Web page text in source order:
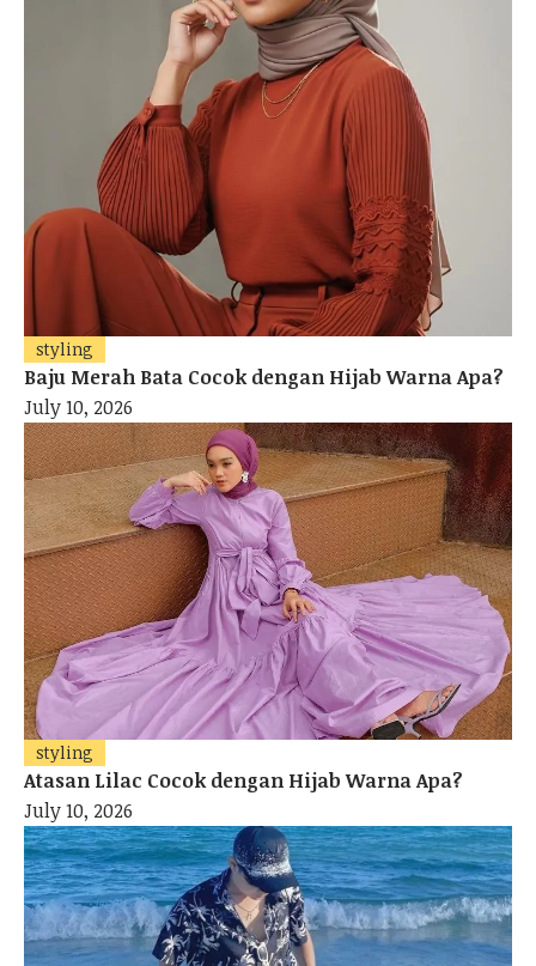
styling
Baju Merah Bata Cocok dengan Hijab Warna Apa?
July 10, 2026
styling
Atasan Lilac Cocok dengan Hijab Warna Apa?
July 10, 2026